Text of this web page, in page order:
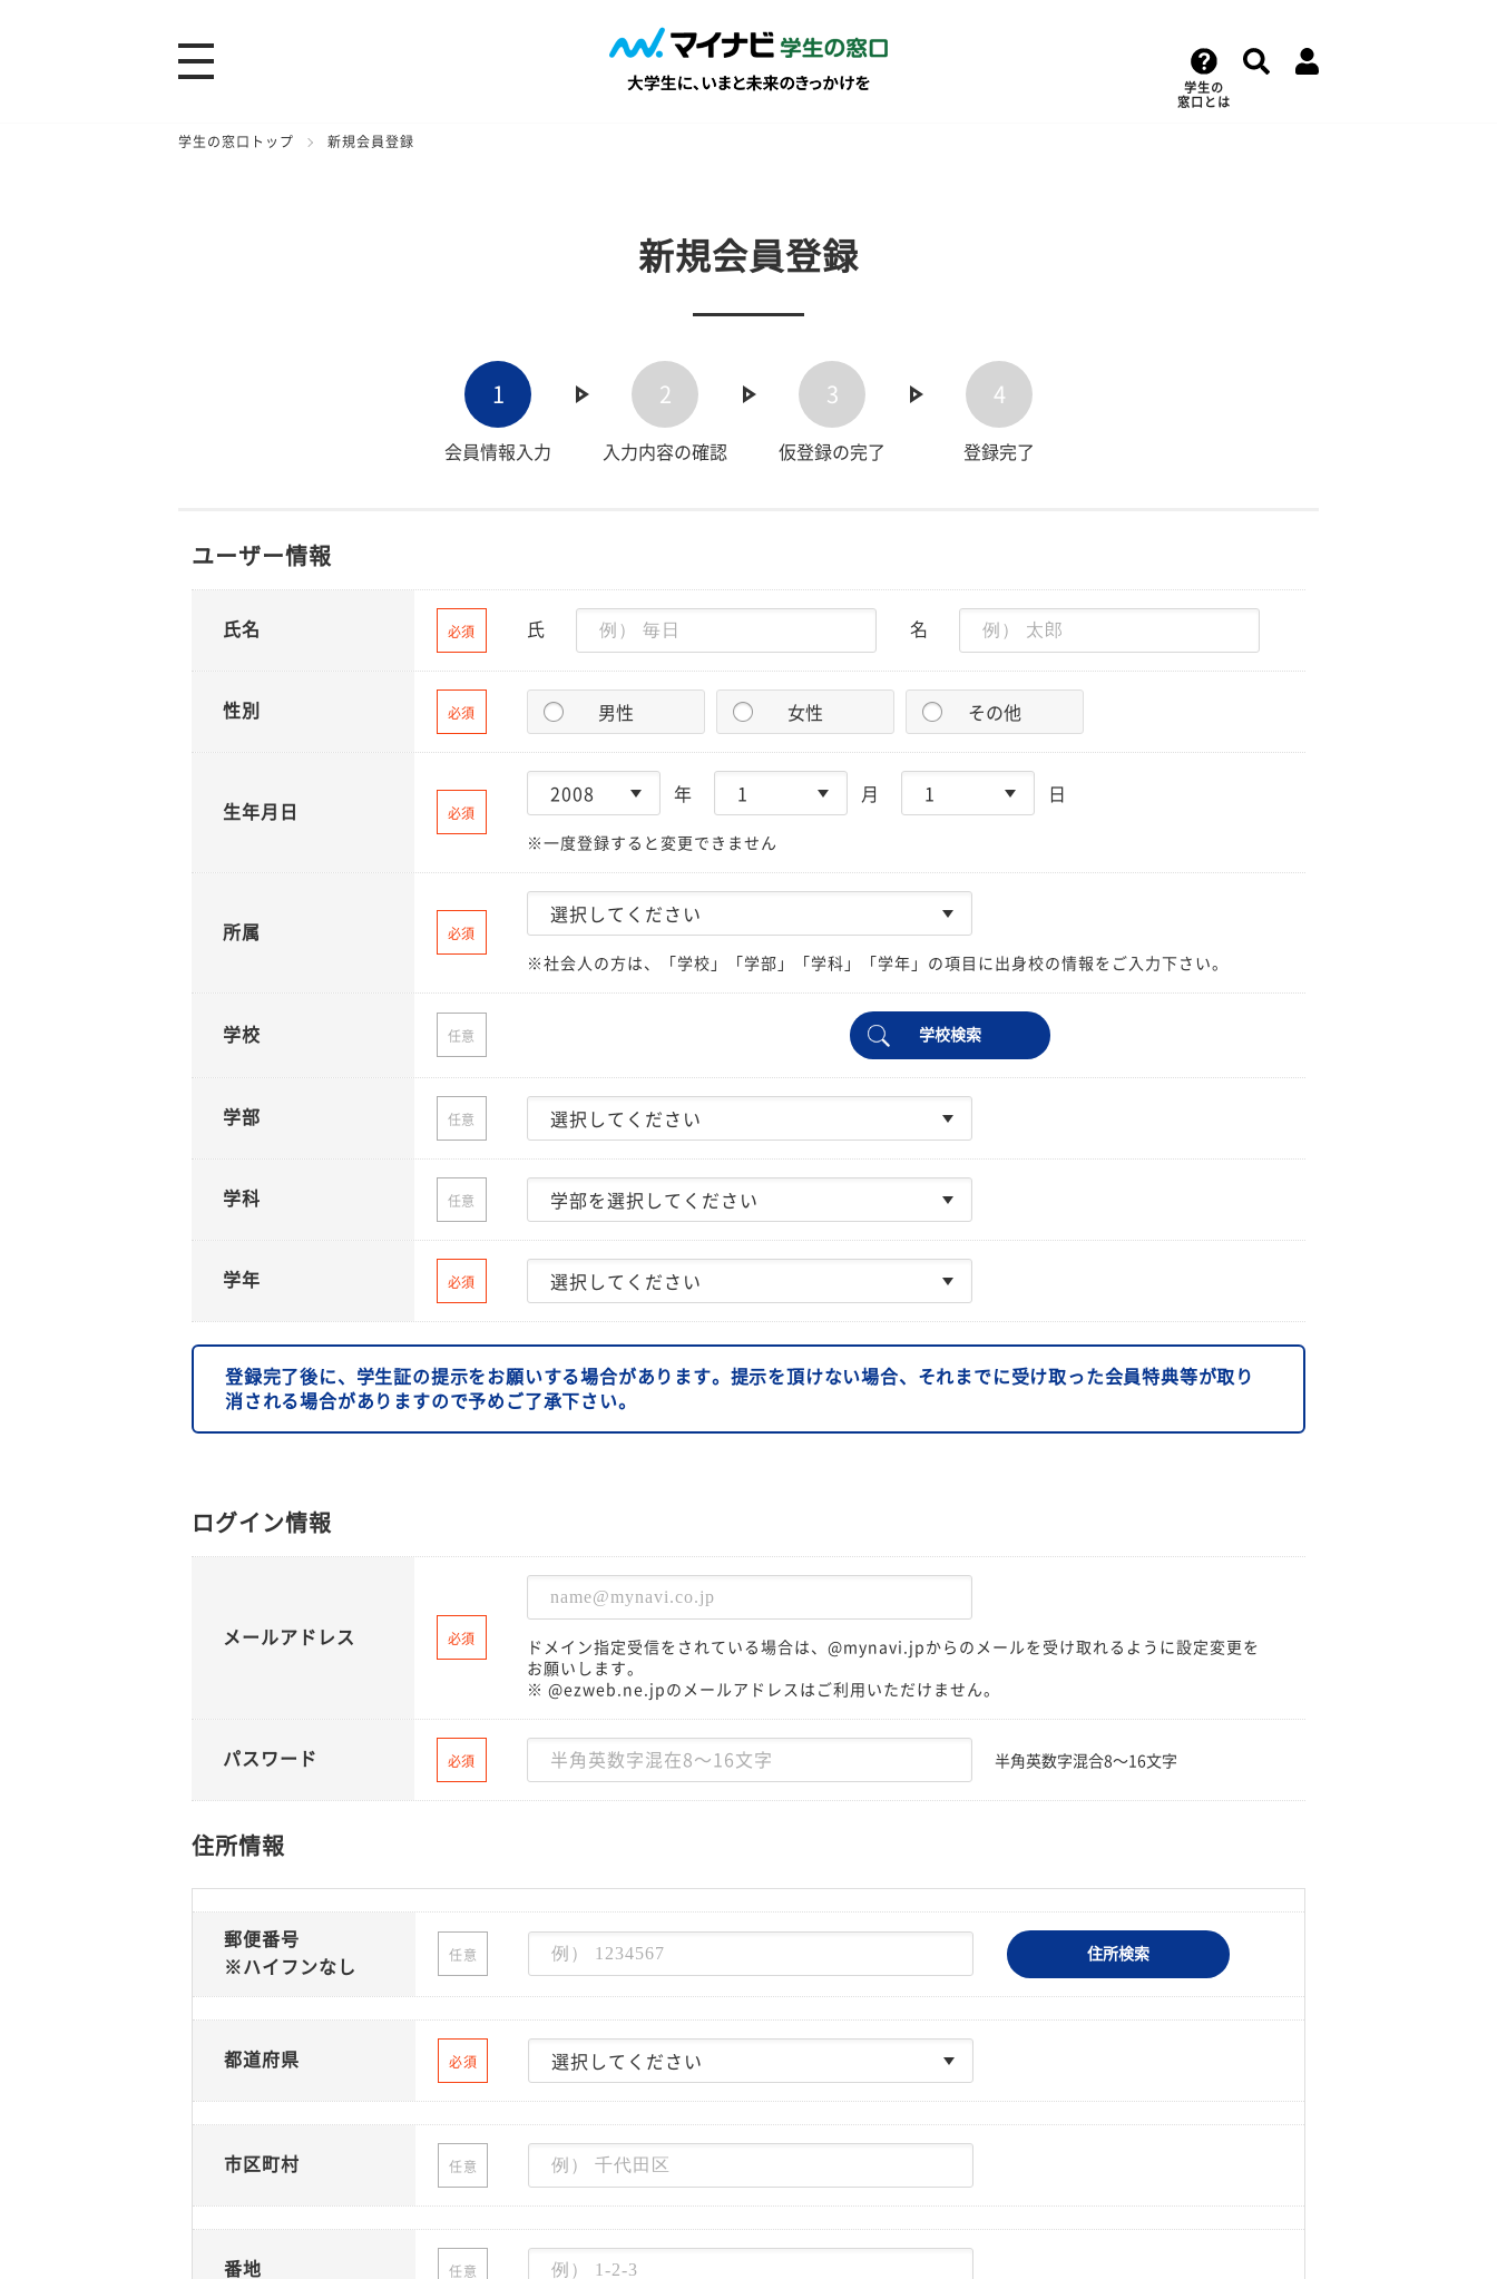
学生の
窓口とは
学生の窓口トップ 新規会員登録
新規会員登録
1
会員情報入力
2
入力内容の確認
3
仮登録の完了
4
登録完了
ユーザー情報
氏名 必須 氏 名
性別 必須 男性 女性 その他
生年月日 必須
年 月 日
※一度登録すると変更できません
所属 必須
※社会人の方は、「学校」「学部」「学科」「学年」の項目に出身校の情報をご入力下さい。
学校 任意 学校検索
学部 任意
学科 任意
学年 必須
登録完了後に、学生証の提示をお願いする場合があります。提示を頂けない場合、それまでに受け取った会員特典等が取り
消される場合がありますので予めご了承下さい。
ログイン情報
メールアドレス 必須
ドメイン指定受信をされている場合は、@mynavi.jpからのメールを受け取れるように設定変更を
お願いします。
※ @ezweb.ne.jpのメールアドレスはご利用いただけません。
パスワード 必須 半角英数字混合8〜16文字
住所情報
郵便番号
※ハイフンなし
任意 住所検索
都道府県 必須
市区町村 任意
番地 任意